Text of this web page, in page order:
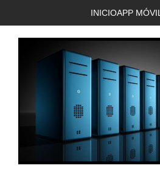
INICIOAPP MÓVIL